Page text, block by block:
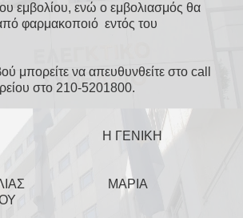
εμβολίου, ενώ ο εμβολιασμός θα
φαρμακοποιό εντός του
μπορείτε να απευθυνθείτε στο call
στο 210-5201800.
Η ΓΕΝΙΚΗ
ΜΑΡΙΑ